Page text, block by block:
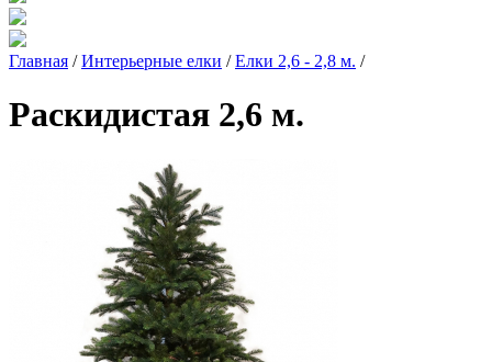
Главная / Интерьерные елки / Елки 2,6 - 2,8 м. /
Раскидистая 2,6 м.